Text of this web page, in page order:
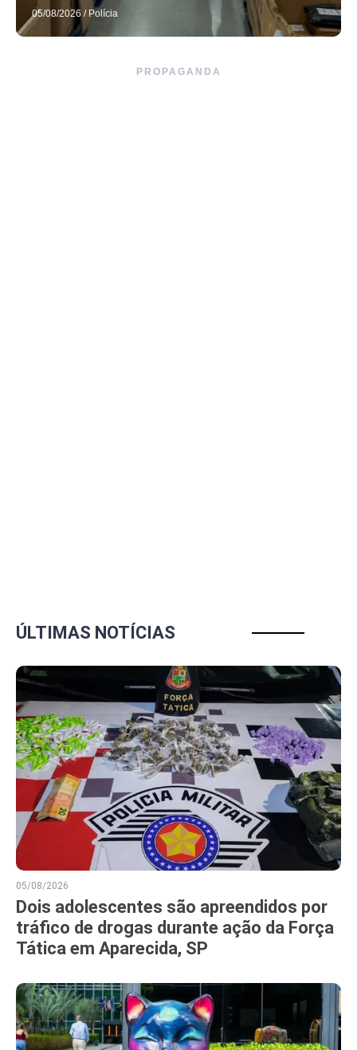
05/08/2026 / Polícia
PROPAGANDA
ÚLTIMAS NOTÍCIAS
05/08/2026
Dois adolescentes são apreendidos por
tráfico de drogas durante ação da Força
Tática em Aparecida, SP